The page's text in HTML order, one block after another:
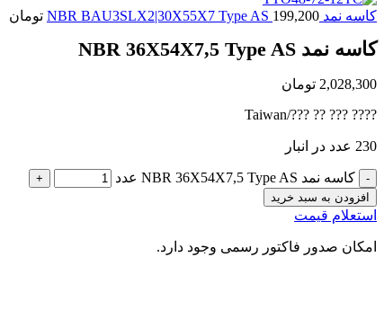
کاسه نمد NBR BAU3SLX2|30X55X7 Type AS 199,200 تومان
کاسه نمد NBR 36X54X7,5 Type AS
2,028,300 تومان
???? ??? ?? ???/Taiwan
230 عدد در انبار
کاسه نمد NBR 36X54X7,5 Type AS عدد
افزودن به سبد خرید
استعلام قیمت
امکان صدور فاکتور رسمی وجود دارد.